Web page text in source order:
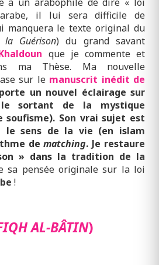
il lui sera difficile de
manquera le texte original du
Guérison) du grand savant
que je commente et
ma Thèse. Ma nouvelle
sur le manuscrit inédit de
un nouvel éclairage sur
sortant de la mystique
soufisme). Son vrai sujet est
le sens de la vie (en islam
dematching. Je restaure
» dans la tradition de la
sa pensée originale sur la loi
!
AL-BÂTIN)